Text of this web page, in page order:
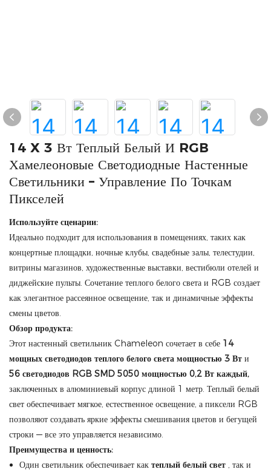
14 X 3 Вт Теплый Белый И RGB
Хамелеоновые Светодиодные Настенные
Светильники – Управление По Точкам
Пикселей
Используйте сценарии:
Идеально подходит для использования в помещениях, таких как
концертные площадки, ночные клубы, свадебные залы, телестудии,
витрины магазинов, художественные выставки, вестибюли отелей и
диджейские пульты. Сочетание теплого белого света и RGB создает
как элегантное рассеянное освещение, так и динамичные эффекты
смены цветов.
Обзор продукта:
Этот настенный светильник Chameleon сочетает в себе 14
мощных светодиодов теплого белого света мощностью 3 Вт и
56 светодиодов RGB SMD 5050 мощностью 0,2 Вт каждый,
заключенных в алюминиевый корпус длиной 1 метр. Теплый белый
свет обеспечивает мягкое, естественное освещение, а пиксели RGB
позволяют создавать яркие эффекты смешивания цветов и бегущей
строки — все это управляется независимо.
Преимущества и ценность:
Один светильник обеспечивает как теплый белый свет, так и